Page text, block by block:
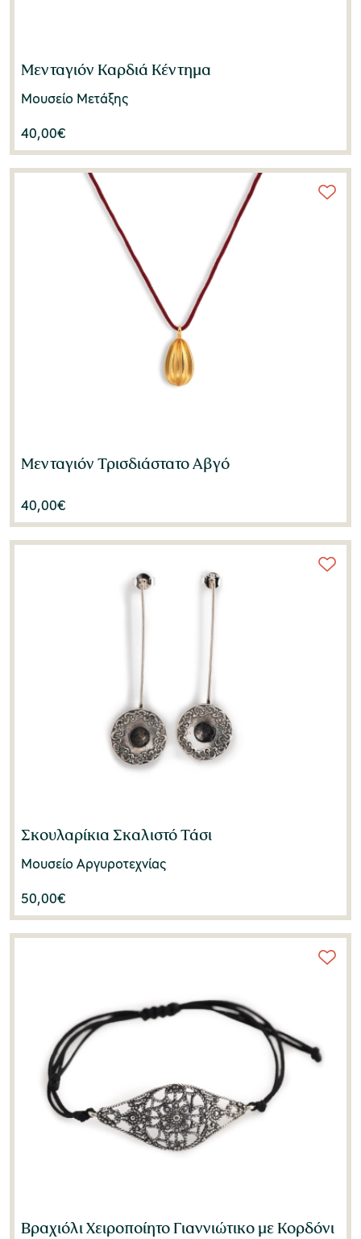
Μενταγιόν Καρδιά Κέντημα
Μουσείο Μετάξης
40,00€
Μενταγιόν Τρισδιάστατο Αβγό
40,00€
Σκουλαρίκια Σκαλιστό Τάσι
Μουσείο Αργυροτεχνίας
50,00€
Βραχιόλι Χειροποίητο Γιαννιώτικο με Κορδόνι